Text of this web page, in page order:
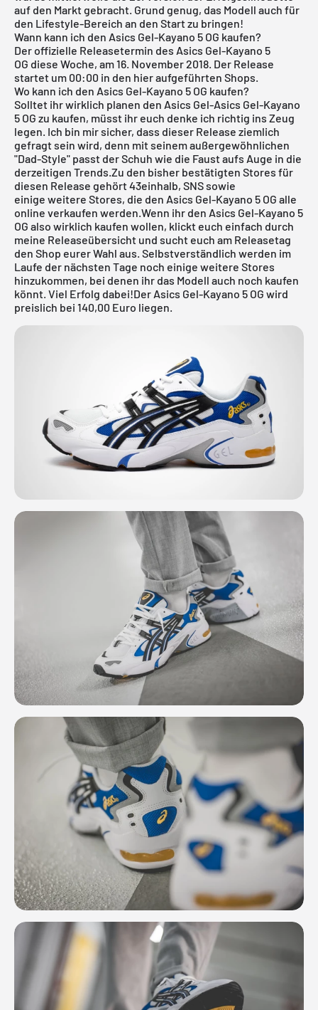
auf den Markt gebracht. Grund genug, das Modell auch für
den Lifestyle-Bereich an den Start zu bringen!
Wann kann ich den Asics Gel-Kayano 5 OG kaufen?
Der offizielle Releasetermin des Asics Gel-Kayano 5
OG diese Woche, am 16. November 2018. Der Release
startet um 00:00 in den hier aufgeführten Shops.
Wo kann ich den Asics Gel-Kayano 5 OG kaufen?
Solltet ihr wirklich planen den Asics Gel-Asics Gel-Kayano
5 OG zu kaufen, müsst ihr euch denke ich richtig ins Zeug
legen. Ich bin mir sicher, dass dieser Release ziemlich
gefragt sein wird, denn mit seinem außergewöhnlichen
"Dad-Style" passt der Schuh wie die Faust aufs Auge in die
derzeitigen Trends.Zu den bisher bestätigten Stores für
diesen Release gehört 43einhalb, SNSsowie
einige weitere Stores, die den Asics Gel-Kayano 5 OG alle
online verkaufen werden.Wenn ihr den Asics Gel-Kayano 5
OG also wirklich kaufen wollen, klickt euch einfach durch
meine Releaseübersicht und sucht euch am Releasetag
den Shop eurer Wahl aus. Selbstverständlich werden im
Laufe der nächsten Tage noch einige weitere Stores
hinzukommen, bei denen ihr das Modell auch noch kaufen
könnt. Viel Erfolg dabei!Der Asics Gel-Kayano 5 OG wird
preislich bei 140,00 Euro liegen.